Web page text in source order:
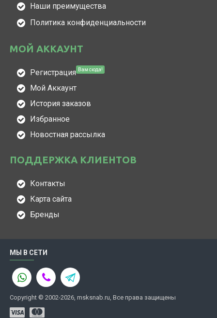
Наши преимущества
Политика конфиденциальности
МОЙ АККАУНТ
Регистрация Вам сюда!
Мой Аккаунт
История заказов
Избранное
Новостная рассылка
ПОДДЕРЖКА КЛИЕНТОВ
Контакты
Карта сайта
Бренды
МЫ В СЕТИ
Copyright © 2002-2026, msksnab.ru, Все права защищены